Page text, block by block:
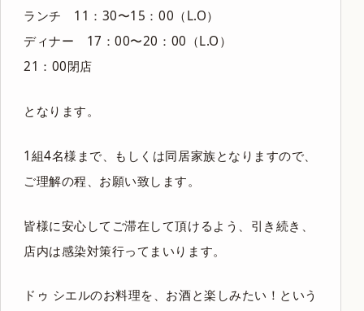
ランチ 11：30〜15：00（L.O）
ディナー 17：00〜20：00（L.O）
21：00閉店
となります。
1組4名様まで、もしくは同居家族となりますので、
ご理解の程、お願い致します。
皆様に安心してご滞在して頂けるよう、引き続き、
店内は感染対策行ってまいります。
ドゥ シエルのお料理を、お酒と楽しみたい！という